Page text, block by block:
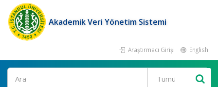
Akademik Veri Yönetim Sistemi
Araştırmacı Girişi English
Ara